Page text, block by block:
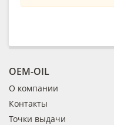
OEM-OIL
О компании
Контакты
Точки выдачи